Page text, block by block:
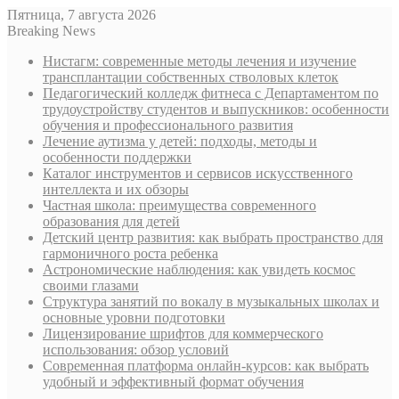
Пятница, 7 августа 2026
Breaking News
Нистагм: современные методы лечения и изучение
трансплантации собственных стволовых клеток
Педагогический колледж фитнеса с Департаментом по
трудоустройству студентов и выпускников: особенности
обучения и профессионального развития
Лечение аутизма у детей: подходы, методы и
особенности поддержки
Каталог инструментов и сервисов искусственного
интеллекта и их обзоры
Частная школа: преимущества современного
образования для детей
Детский центр развития: как выбрать пространство для
гармоничного роста ребенка
Астрономические наблюдения: как увидеть космос
своими глазами
Структура занятий по вокалу в музыкальных школах и
основные уровни подготовки
Лицензирование шрифтов для коммерческого
использования: обзор условий
Современная платформа онлайн-курсов: как выбрать
удобный и эффективный формат обучения